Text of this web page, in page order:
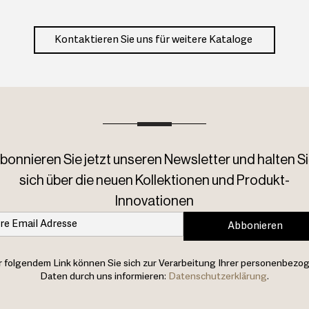
Kontaktieren Sie uns für weitere Kataloge
Sie jetzt unseren Newsletter und halten
sich über die neuen Kollektionen und Produkt-
Innovationen
Abbonieren
folgendem Link können Sie sich zur Verarbeitung Ihrer
Daten durch uns informieren: Datenschutzerklärung.